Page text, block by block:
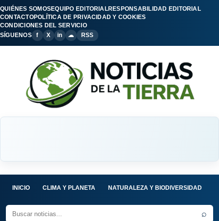
QUIÉNES SOMOSEQUIPO EDITORIALRESPONSABILIDAD EDITORIAL
CONTACTOPOLÍTICA DE PRIVACIDAD Y COOKIES
CONDICIONES DEL SERVICIO
SÍGUENOS
f X in ☁ RSS
INICIO CLIMA Y PLANETA NATURALEZA Y BIODIVERSIDAD
⌕